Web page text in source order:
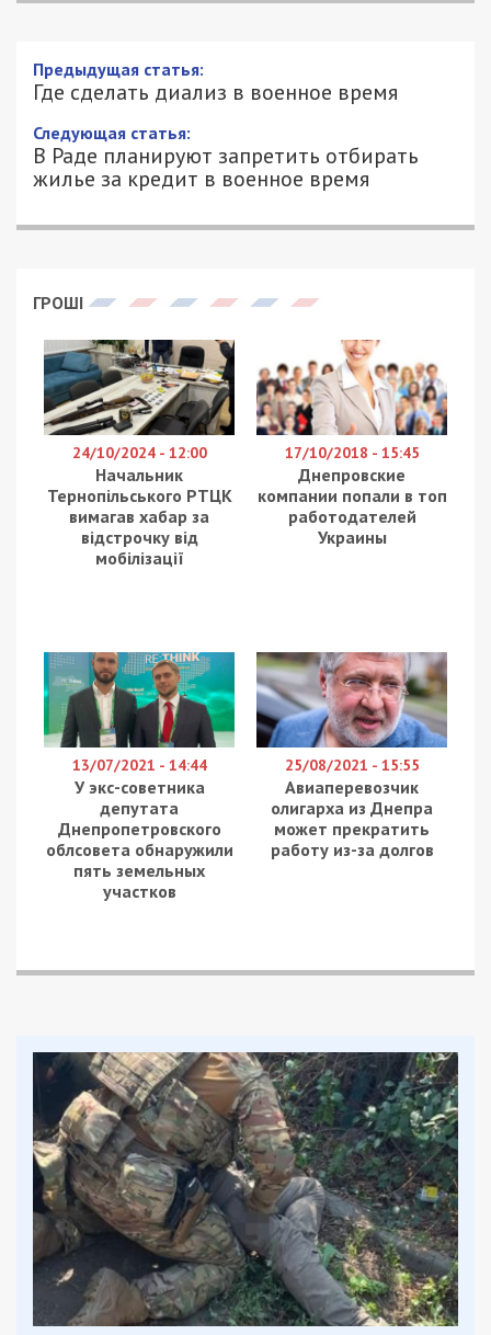
Предыдущая статья:
Где сделать диализ в военное время
Следующая статья:
В Раде планируют запретить отбирать
жилье за кредит в военное время
ГРОШІ
24/10/2024 - 12:00
Начальник
Тернопільського РТЦК
вимагав хабар за
відстрочку від
мобілізації
17/10/2018 - 15:45
Днепровские
компании попали в топ
работодателей
Украины
13/07/2021 - 14:44
У экс-советника
депутата
Днепропетровского
облсовета обнаружили
пять земельных
участков
25/08/2021 - 15:55
Авиаперевозчик
олигарха из Днепра
может прекратить
работу из-за долгов